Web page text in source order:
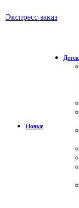
Экспресс-заказ
Новые